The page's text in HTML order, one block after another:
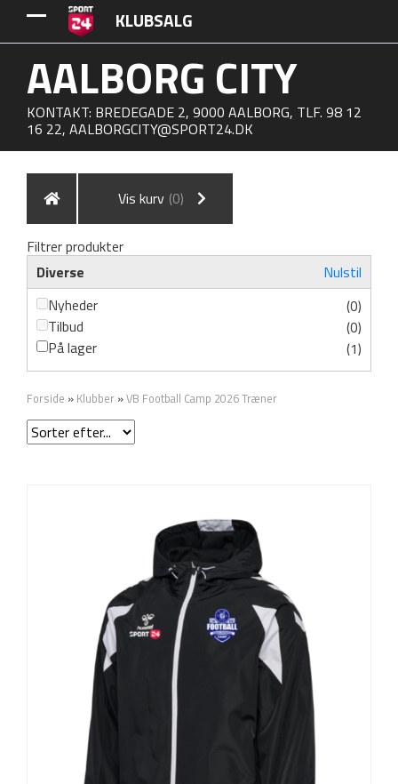
KLUBSALG
AALBORG CITY
KONTAKT: BREDEGADE 2, 9000 AALBORG, TLF. 98 12
16 22, AALBORGCITY@SPORT24.DK
Vis kurv (0)
Filtrer produkter
Diverse
Nulstil
Nyheder
(0)
Tilbud
(0)
På lager
(1)
Forside » Klubber »VB Football Camp 2026 Træner